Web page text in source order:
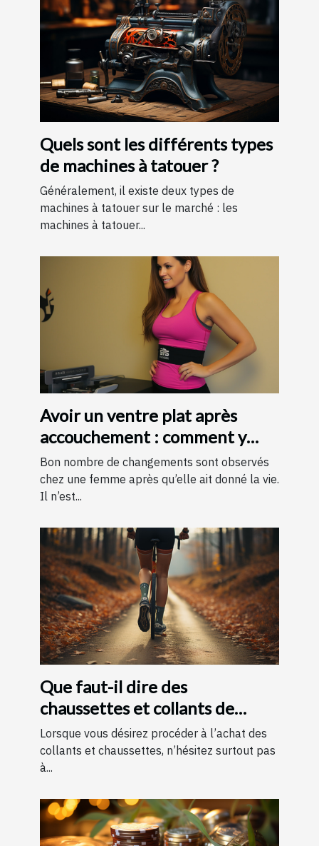
Quels sont les différents types
de machines à tatouer ?
Généralement, il existe deux types de
machines à tatouer sur le marché : les
machines à tatouer...
Avoir un ventre plat après
accouchement : comment y
parvenir ?
Bon nombre de changements sont observés
chez une femme après qu’elle ait donné la vie.
Il n’est...
Que faut-il dire des
chaussettes et collants de
contention ?
Lorsque vous désirez procéder à l’achat des
collants et chaussettes, n’hésitez surtout pas
à...